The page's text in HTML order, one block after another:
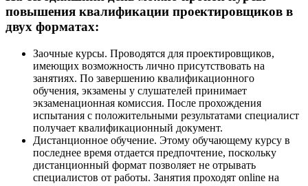
повышения квалификации проектировщиков в
двух форматах:
Заочные курсы. Проводятся для проектировщиков,
имеющих возможность лично присутствовать на
занятиях. По завершению квалификационного
обучения, экзамены у слушателей принимает
экзаменационная комиссия. После прохождения
испытания с положительными результатами специалист
получает квалификационный документ.
Дистанционное обучение. Этому обучающему курсу в
последнее время отдается предпочтение, поскольку
дистанционный формат позволяет не отрывать
специалистов от работы. Занятия проходят online на